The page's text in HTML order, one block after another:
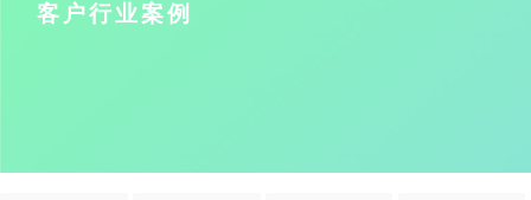
客户行业案例